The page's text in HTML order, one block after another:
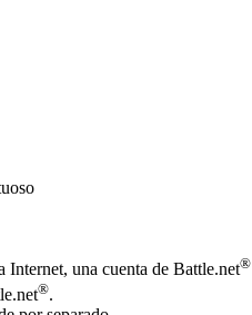
Internet, una cuenta de Battle.net®
®.